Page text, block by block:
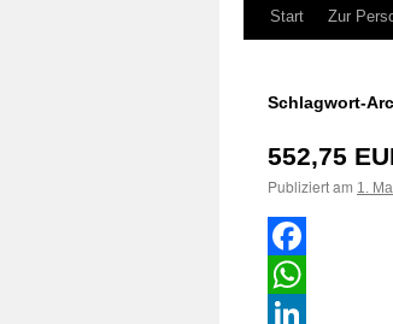
Zum
springen
Start Zur
Schlagwort-
552,75
Publiziert am 1.
Facebook
WhatsApp